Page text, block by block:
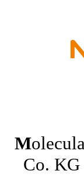
M
Co.